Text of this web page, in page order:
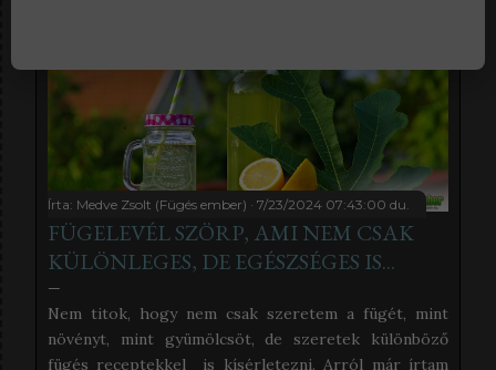
Írta: Medve Zsolt (Fügés ember) 7/23/2024 07:43:00 du.
FÜGELEVÉL SZÖRP, AMI NEM CSAK
KÜLÖNLEGES, DE EGÉSZSÉGES IS...
Nem titok, hogy nem csak szeretem a fügét, mint
növényt, mint gyümölcsöt, de szeretek különböző
fügés receptekkel is kísérletezni. Arról már írtam